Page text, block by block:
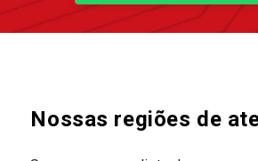
Nossas regiões de